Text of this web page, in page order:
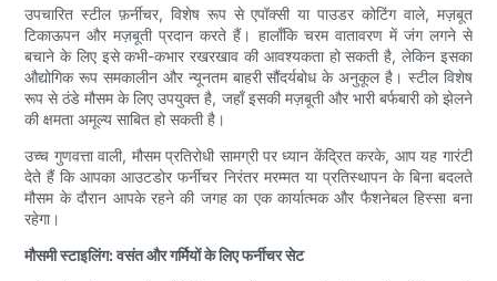
उपचारित स्टील फ़र्नीचर, विशेष रूप से एपॉक्सी या पाउडर कोटिंग वाले, मज़बूत
टिकाऊपन और मज़बूती प्रदान करते हैं। हालाँकि चरम वातावरण में जंग लगने से
बचाने के लिए इसे कभी-कभार रखरखाव की आवश्यकता हो सकती है, लेकिन इसका
औद्योगिक रूप समकालीन और न्यूनतम बाहरी सौंदर्यबोध के अनुकूल है। स्टील विशेष
रूप से ठंडे मौसम के लिए उपयुक्त है, जहाँ इसकी मज़बूती और भारी बर्फबारी को झेलने
की क्षमता अमूल्य साबित हो सकती है।
उच्च गुणवत्ता वाली, मौसम प्रतिरोधी सामग्री पर ध्यान केंद्रित करके, आप यह गारंटी
देते हैं कि आपका आउटडोर फर्नीचर निरंतर मरम्मत या प्रतिस्थापन के बिना बदलते
मौसम के दौरान आपके रहने की जगह का एक कार्यात्मक और फैशनेबल हिस्सा बना
रहेगा।
मौसमी स्टाइलिंग: वसंत और गर्मियों के लिए फर्नीचर सेट